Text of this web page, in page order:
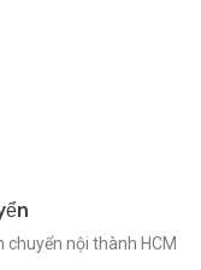
nội thành HCM